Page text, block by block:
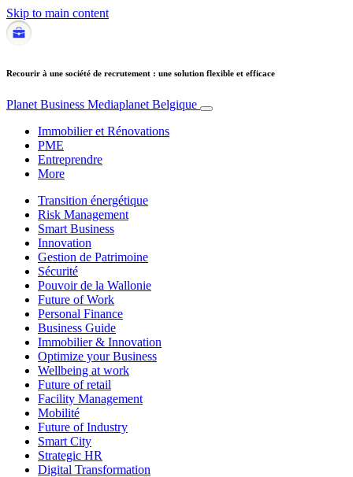
Skip to main content
Recourir à une société de recrutement : une solution flexible et efficace
Planet Business Mediaplanet Belgique
Immobilier et Rénovations
PME
Entreprendre
More
Transition énergétique
Risk Management
Smart Business
Innovation
Gestion de Patrimoine
Sécurité
Pouvoir de la Wallonie
Future of Work
Personal Finance
Business Guide
Immobilier & Innovation
Optimize your Business
Wellbeing at work
Future of retail
Facility Management
Mobilité
Future of Industry
Smart City
Strategic HR
Digital Transformation